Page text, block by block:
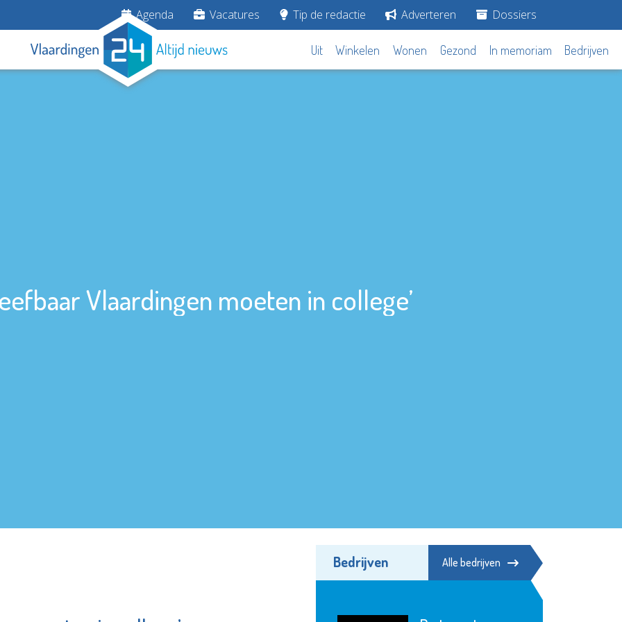
Agenda Vacatures Tip de redactie Adverteren Dossiers
Uit Winkelen Wonen Gezond In memoriam Bedrijven
Vlaardingen moeten in college’
Bedrijven Alle bedrijven